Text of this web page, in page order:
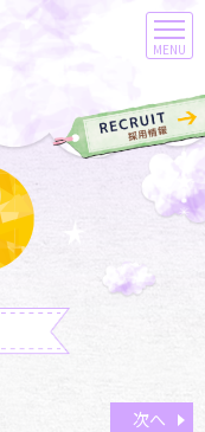
MENU
次へ